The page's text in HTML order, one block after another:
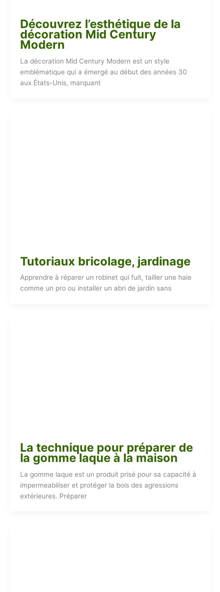
Découvrez l’esthétique de la
décoration Mid Century
Modern
La décoration Mid Century Modern est un style
emblématique qui a émergé au début des années 30
aux États-Unis, marquant
Tutoriaux bricolage, jardinage
Apprendre à réparer un robinet qui fuit, tailler une haie
comme un pro ou installer un abri de jardin sans
La technique pour préparer de
la gomme laque à la maison
La gomme laque est un produit prisé pour sa capacité à
impermeabiliser et protéger la bois des agressions
extérieures. Préparer